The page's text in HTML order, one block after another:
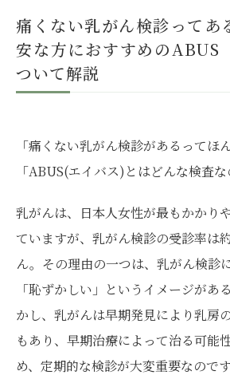
痛くない乳がん検診ってあ
安な方におすすめのABUS
ついて解説
「痛くない乳がん検診があるってほ
「ABUS(エイバス)とはどんな検査な
乳がんは、日本人女性が最もかかり
ていますが、乳がん検診の受診率は
ん。その理由の一つは、乳がん検診
「恥ずかしい」というイメージがあ
かし、乳がんは早期発見により乳房
もあり、早期治療によって治る可能
め、定期的な検診が大変重要なのです